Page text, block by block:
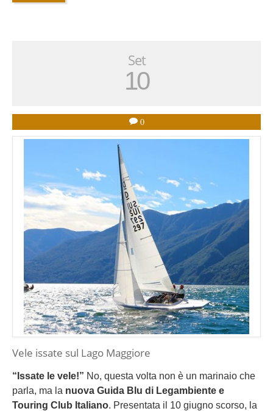
Set
10
0
Vele issate sul Lago Maggiore
“Issate le vele!” No, questa volta non è un marinaio che
parla, ma la nuova Guida Blu di Legambiente e
Touring Club Italiano. Presentata il 10 giugno scorso, la